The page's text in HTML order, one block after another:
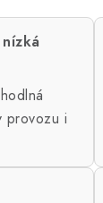
provozu i